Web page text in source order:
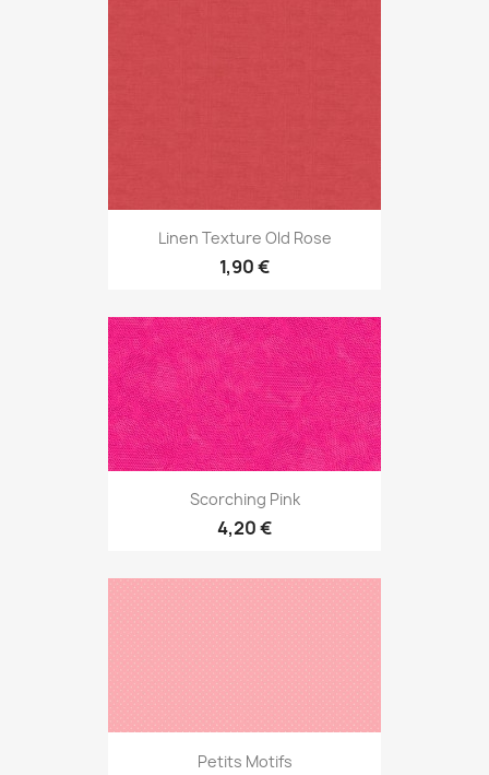
Linen Texture Old Rose
1,90 €
Scorching Pink
4,20 €
Petits Motifs